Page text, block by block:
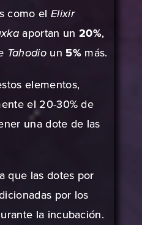
como el Elixir
aportan un 20%,
Tahodioun 5%más.
elementos,
el 20-30% de
una dote de las
que las dotes por
por los
la incubación.